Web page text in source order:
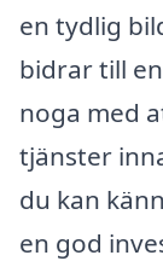
en tydlig
bidrar till
noga med
tjänster
du kan
en god